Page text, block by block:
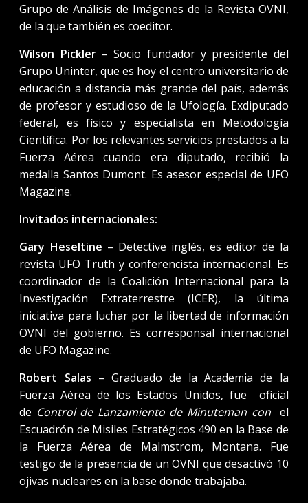
Grupo de Análisis de Imágenes de la Revista OVNI,
de la que también es coeditor.
Wilson Pickler– Socio fundador y presidente del
Grupo Uninter, que es hoy el centro universitario de
educación a distancia más grande del país, además
de profesor y estudioso de la Ufología. Exdiputado
federal, es físico y especialista en Metodología
Científica. Por los relevantes servicios prestados a la
Fuerza Aérea cuando era diputado, recibió la
medalla Santos Dumont. Es asesor especial de UFO
Magazine.
Invitados internacionales:
Gary Heseltine – Detective inglés, es editor de la
revista UFO Truth y conferencista internacional. Es
coordinador de la Coalición Internacional para la
Investigación Extraterrestre (ICER), la última
iniciativa para luchar por la libertad de información
OVNI del gobierno. Es corresponsal internacional
de UFO Magazine.
Robert Salas – Graduado de la Academia de la
Fuerza Aérea de los Estados Unidos, fue oficial
de Control de Lanzamiento de Minuteman con el
Escuadrón de Misiles Estratégicos 490 en la Base de
la Fuerza Aérea de Malmstrom, Montana. Fue
testigo de la presencia de un OVNI que desactivó 10
ojivas nucleares en la base donde trabajaba.